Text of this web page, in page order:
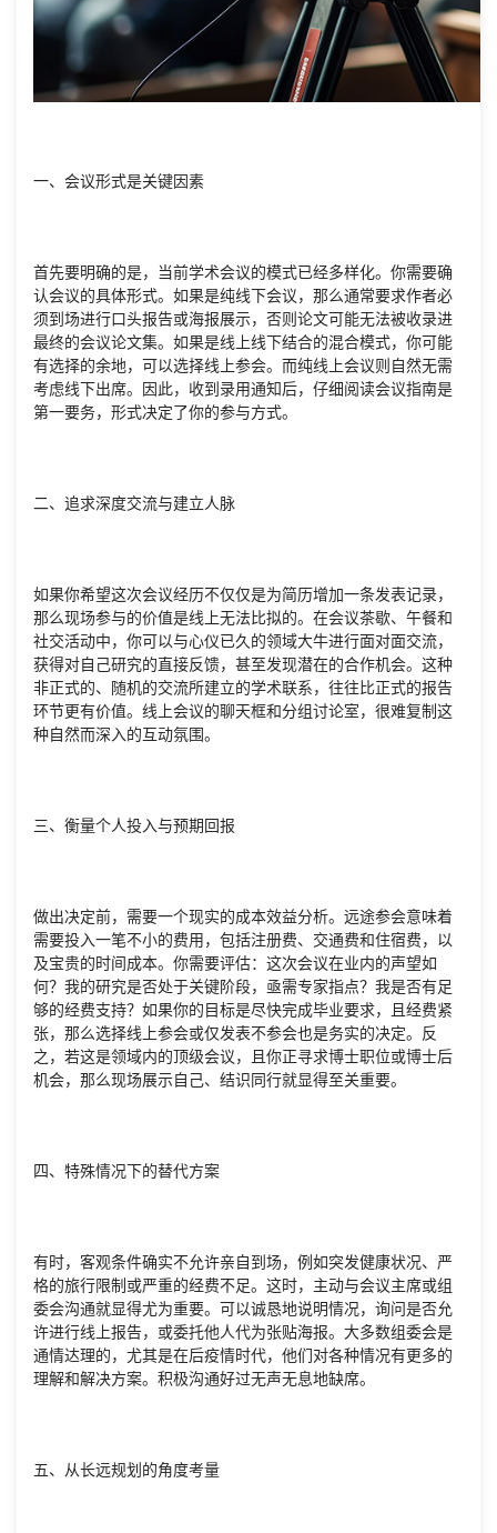
一、会议形式是关键因素
首先要明确的是，当前学术会议的模式已经多样化。你需要确
认会议的具体形式。如果是纯线下会议，那么通常要求作者必
须到场进行口头报告或海报展示，否则论文可能无法被收录进
最终的会议论文集。如果是线上线下结合的混合模式，你可能
有选择的余地，可以选择线上参会。而纯线上会议则自然无需
考虑线下出席。因此，收到录用通知后，仔细阅读会议指南是
第一要务，形式决定了你的参与方式。
二、追求深度交流与建立人脉
如果你希望这次会议经历不仅仅是为简历增加一条发表记录，
那么现场参与的价值是线上无法比拟的。在会议茶歇、午餐和
社交活动中，你可以与心仪已久的领域大牛进行面对面交流，
获得对自己研究的直接反馈，甚至发现潜在的合作机会。这种
非正式的、随机的交流所建立的学术联系，往往比正式的报告
环节更有价值。线上会议的聊天框和分组讨论室，很难复制这
种自然而深入的互动氛围。
三、衡量个人投入与预期回报
做出决定前，需要一个现实的成本效益分析。远途参会意味着
需要投入一笔不小的费用，包括注册费、交通费和住宿费，以
及宝贵的时间成本。你需要评估：这次会议在业内的声望如
何？我的研究是否处于关键阶段，亟需专家指点？我是否有足
够的经费支持？如果你的目标是尽快完成毕业要求，且经费紧
张，那么选择线上参会或仅发表不参会也是务实的决定。反
之，若这是领域内的顶级会议，且你正寻求博士职位或博士后
机会，那么现场展示自己、结识同行就显得至关重要。
四、特殊情况下的替代方案
有时，客观条件确实不允许亲自到场，例如突发健康状况、严
格的旅行限制或严重的经费不足。这时，主动与会议主席或组
委会沟通就显得尤为重要。可以诚恳地说明情况，询问是否允
许进行线上报告，或委托他人代为张贴海报。大多数组委会是
通情达理的，尤其是在后疫情时代，他们对各种情况有更多的
理解和解决方案。积极沟通好过无声无息地缺席。
五、从长远规划的角度考量